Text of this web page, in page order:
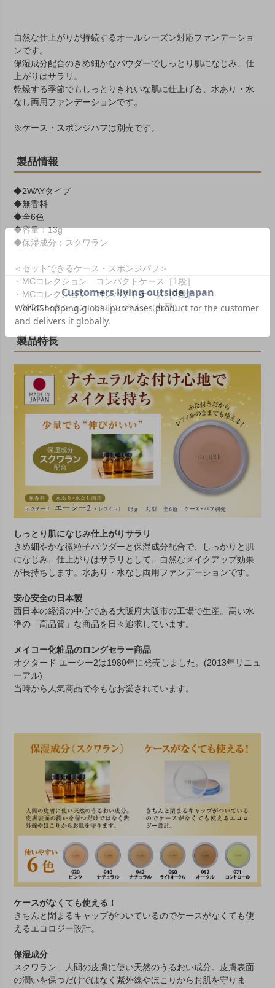
自然な仕上がりが持続するオールシーズン対応ファンデーショ
ンです。
保湿成分配合のきめ細かなパウダーでしっとり肌になじみ、仕
上がりはサラリ。
乾燥する季節でもしっとりきれいな肌に仕上げる、水あり・水
なし両用ファンデーションです。
※ケース・スポンジパフは別売です。
製品情報
◆2WAYタイプ
◆無香料
◆全6色
◆容量：13g
◆保湿成分：スクワラン
＜セットできるケース・スポンジパフ＞
・ MCコレクション コンパクトケース［1段］
・ MCコレクション コンパクトケース［2段］
・MCコレクション スポンジパフ（丸型）
製品特長
しっとり肌になじみ仕上がりサラリ
きめ細やかな微粒子パウダーと保湿成分配合で、しっかりと肌
になじみ、仕上がりはサラリとして、自然なメイクアップ効果
が長持ちします。水あり・水なし両用ファンデーションです。
安心安全の日本製
西日本の経済の中心である大阪府大阪市の工場で生産。高い水
準の「高品質」な商品を日々追求しています。
メイコー化粧品のロングセラー商品
オクタード エーシー2は1980年に発売しました。(2013年リニュ
ーアル)
当時から人気商品で今もなお愛されています。
ケースがなくても使える！
きちんと閉まるキャップがついているのでケースがなくても使
えるエコロジー設計。
保湿成分
スクワラン …人間の皮膚に使い天然のうるおい成分。皮膚表面
の潤いを保つだけではなく紫外線やほこりからお肌を守りま